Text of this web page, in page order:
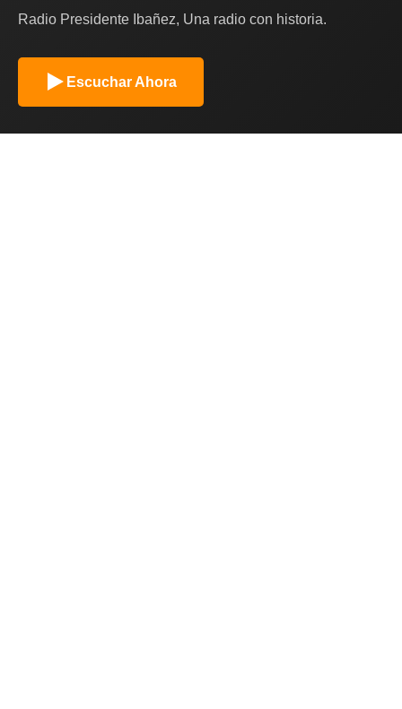
Radio Presidente Ibañez, Una radio con historia.
Escuchar Ahora